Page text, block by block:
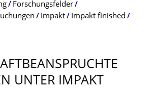
Forschungsfelder
Impakt
Impakt finished
UNTER IMPAKT